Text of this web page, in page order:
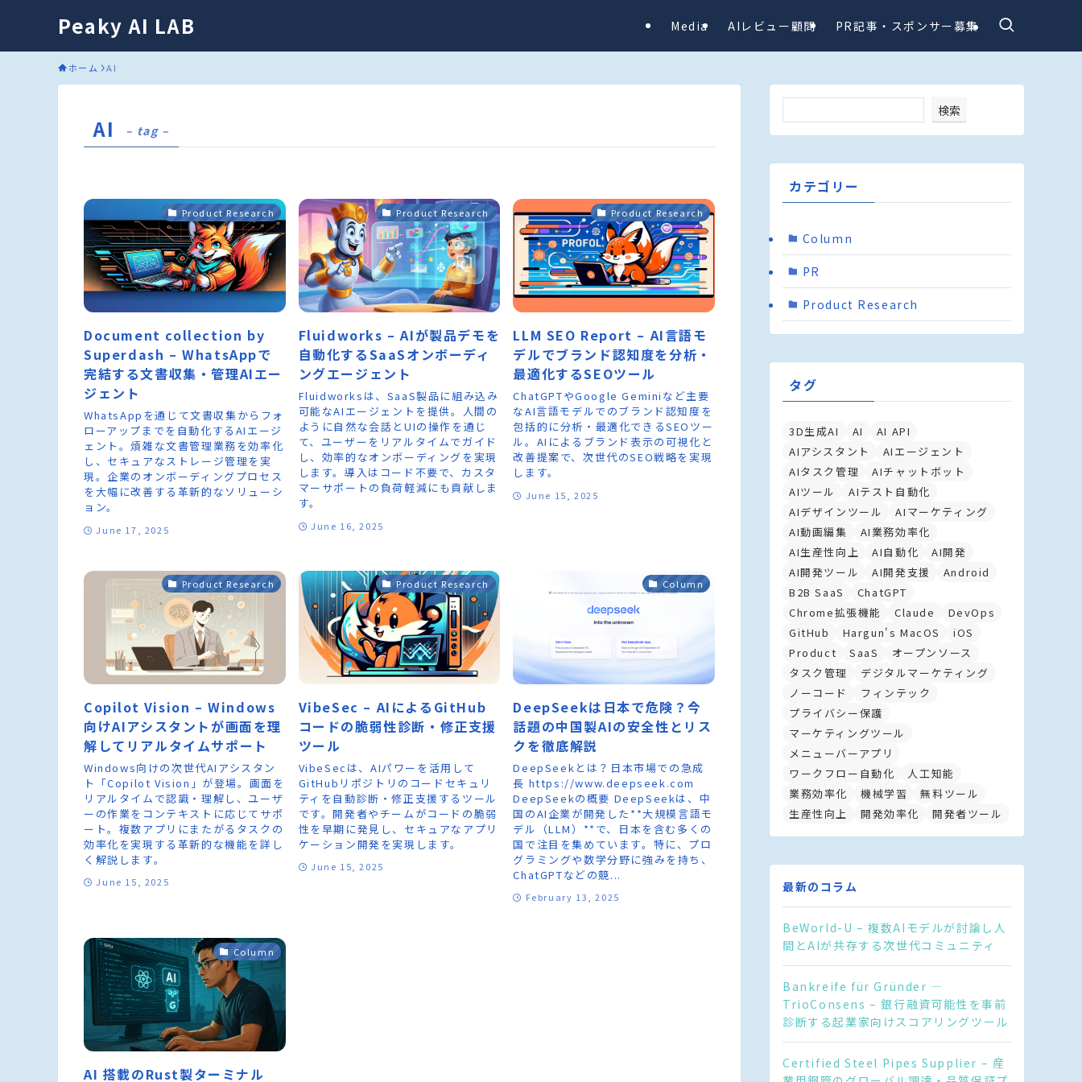
Peaky AI LAB Media AIレビュー顧問 PR記事・スポンサー募集
ホーム AI
AI – tag –
Product Research
Document collection by
Superdash – WhatsAppで
完結する文書収集・管理AIエー
ジェント
WhatsAppを通じて文書収集からフォ
ローアップまでを自動化するAIエージ
ェント。煩雑な文書管理業務を効率化
し、セキュアなストレージ管理を実
現。企業のオンボーディングプロセス
を大幅に改善する革新的なソリューシ
ョン。
June 17, 2025
Product Research
Fluidworks – AIが製品デモを
自動化するSaaSオンボーディ
ングエージェント
Fluidworksは、SaaS製品に組み込み
可能なAIエージェントを提供。人間の
ように自然な会話とUIの操作を通じ
て、ユーザーをリアルタイムでガイド
し、効率的なオンボーディングを実現
します。導入はコード不要で、カスタ
マーサポートの負荷軽減にも貢献しま
す。
June 16, 2025
Product Research
LLM SEO Report – AI言語モ
デルでブランド認知度を分析・
最適化するSEOツール
ChatGPTやGoogle Geminiなど主要
なAI言語モデルでのブランド認知度を
包括的に分析・最適化できるSEOツー
ル。AIによるブランド表示の可視化と
改善提案で、次世代のSEO戦略を実現
します。
June 15, 2025
Product Research
Copilot Vision – Windows
向けAIアシスタントが画面を理
解してリアルタイムサポート
Windows向けの次世代AIアシスタン
ト「Copilot Vision」が登場。画面を
リアルタイムで認識・理解し、ユーザ
ーの作業をコンテキストに応じてサポ
ート。複数アプリにまたがるタスクの
効率化を実現する革新的な機能を詳し
く解説します。
June 15, 2025
Product Research
VibeSec – AIによるGitHub
コードの脆弱性診断・修正支援
ツール
VibeSecは、AIパワーを活用して
GitHubリポジトリのコードセキュリ
ティを自動診断・修正支援するツール
です。開発者やチームがコードの脆弱
性を早期に発見し、セキュアなアプリ
ケーション開発を実現します。
June 15, 2025
Column
DeepSeekは日本で危険？今
話題の中国製AIの安全性とリス
クを徹底解説
DeepSeekとは？日本市場での急成
長 https://www.deepseek.com
DeepSeekの概要 DeepSeekは、中
国のAI企業が開発した**大規模言語モ
デル（LLM）**で、日本を含む多くの
国で注目を集めています。特に、プロ
グラミングや数学分野に強みを持ち、
ChatGPTなどの競...
February 13, 2025
Column
AI 搭載のRust製ターミナル
検索
カテゴリー
Column
PR
Product Research
タグ
3D生成AI AI
AI API
AIアシスタント
AIエージェント
AIタスク管理
AIチャットボット
AIツール
AIテスト自動化
AIデザインツール
AIマーケティング
AI動画編集
AI業務効率化
AI生産性向上
AI自動化
AI開発
AI開発ツール
AI開発支援
Android
B2B SaaS
ChatGPT
Chrome拡張機能
Claude
DevOps
GitHub
Hargun's MacOS
iOS
Product
SaaS
オープンソース
タスク管理
デジタルマーケティング
ノーコード
フィンテック
プライバシー保護
マーケティングツール
メニューバーアプリ
ワークフロー自動化
人工知能
業務効率化
機械学習
無料ツール
生産性向上
開発効率化 開発者ツール
最新のコラム
BeWorld-U – 複数AIモデルが討論し人
間とAIが共存する次世代コミュニティ
Bankreife für Gründer —
TrioConsens – 銀行融資可能性を事前
診断する起業家向けスコアリングツール
Certified Steel Pipes Supplier – 産